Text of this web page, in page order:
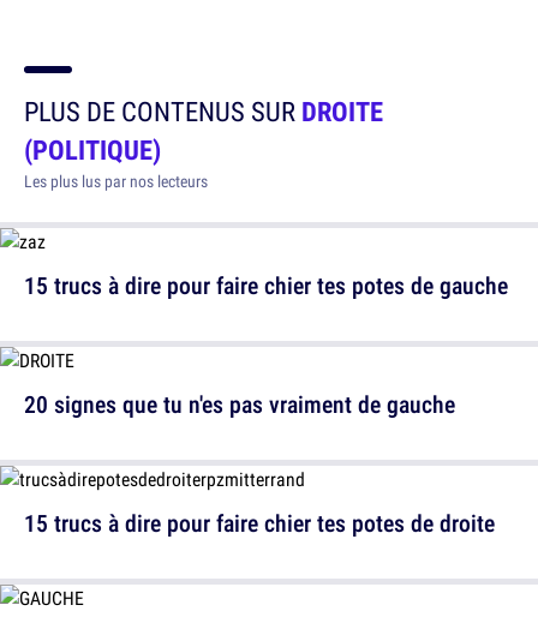
PLUS DE CONTENUS SURDROITE
(POLITIQUE)
Les plus lus par nos lecteurs
15 trucs à dire pour faire chier tes potes de gauche
15 trucs à dire pour faire chier tes potes de droite
20 signes que tu n'es pas vraiment de gauche